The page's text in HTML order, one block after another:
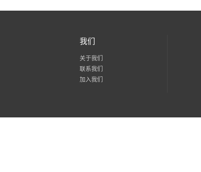
我们
关于我们
联系我们
加入我们